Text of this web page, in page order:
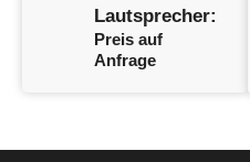
Lautsprecher:
Preis auf
Anfrage